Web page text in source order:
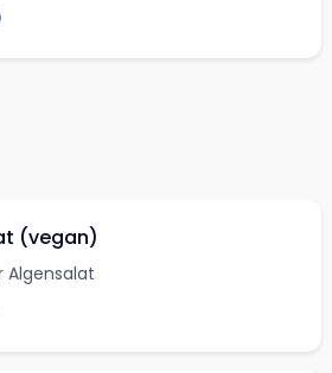
(vegan)
Algensalat